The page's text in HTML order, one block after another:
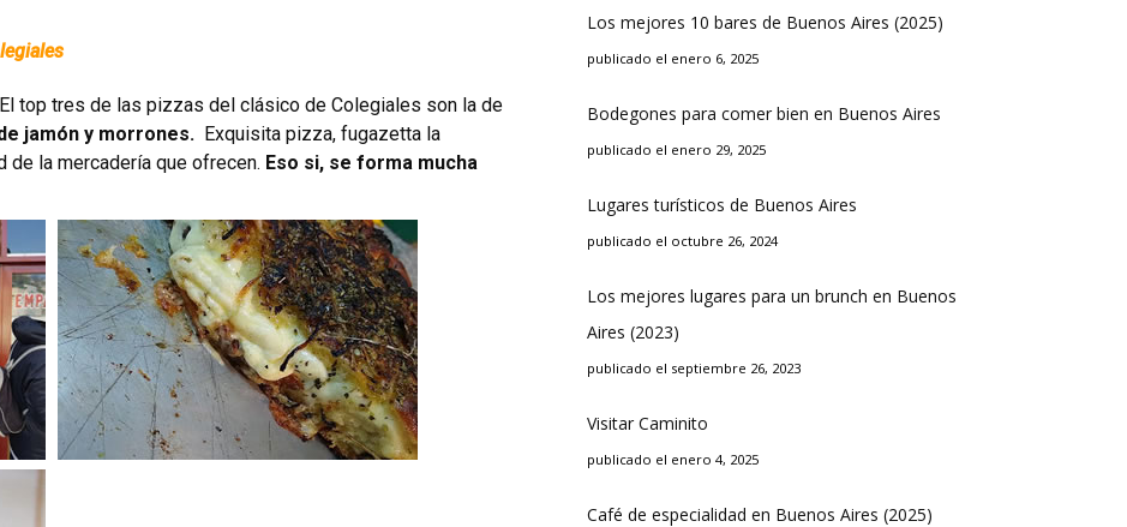
top tres de las pizzas del clásico de Colegiales son la de
jamón y morrones. Exquisita pizza, fugazetta la
la mercadería que ofrecen. Eso si, se forma mucha
Los mejores 10 bares de Buenos Aires (2025)
publicado el enero 6, 2025
Bodegones para comer bien en Buenos Aires
publicado el enero 29, 2025
Lugares turísticos de Buenos Aires
publicado el octubre 26, 2024
Los mejores lugares para un brunch en Buenos
Aires (2023)
publicado el septiembre 26, 2023
Visitar Caminito
publicado el enero 4, 2025
Café de especialidad en Buenos Aires (2025)